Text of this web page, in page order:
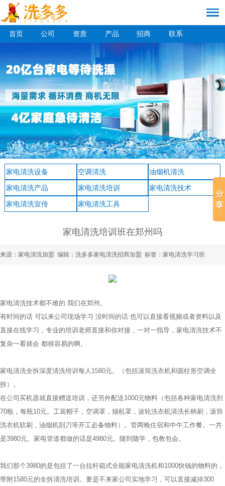
首页 公司 资质 产品 招商 联系
家电清洗设备 空调清洗
油烟机清洗
家电清洗产品
家电清洗培训
家电清洗技术
家电清洗宣传
家电清洗工具
家电清洗培训班在郑州吗
来源： 家电清洗加盟 编辑：洗多多家电清洗招商加盟 标签：家电清洗学习班
家电清洗技术都不难的 我们在郑州。
有时间的话 可以来公司现场学习 没时间的话 也可以直接看视频或者资料以及
直接在线学习，专业的培训老师直接和你对接，一对一指导，家电清洗技术不
复杂一看就会 都很容易的啊。
家电清洗全拆深度清洗培训每人1580元。（包括滚筒洗衣机和圆柱形空调全
拆）。
在公司买机器就直接赠送培训，还另外配送1000元物料（包括各种家电清洗剂
70瓶，每瓶10元。工装帽子，空调罩，烟机罩，波轮洗衣机清洗长柄刷，滚筒
洗衣机软刷，油烟机刮刀等开工必备物料）。管两晚住宿和中午工作餐。一共
是3980元。家电管道都做的话是4980元。随到随学，包教包会。
我们那个3980的是包括了一台拉杆箱式全能家电清洗机和1000快钱的物料的，
带附1580元的全拆清洗培训。要是不来家公司实地学习，可以直接减掉300